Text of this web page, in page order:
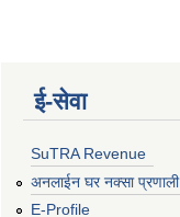
ई‍-सेवा
SuTRA Revenue
अनलाईन घर नक्सा प्रणाली
E-Profile